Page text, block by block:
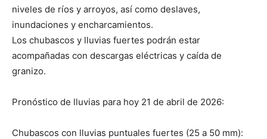
niveles de ríos y arroyos, así como deslaves,
inundaciones y encharcamientos.
Los chubascos y lluvias fuertes podrán estar
acompañadas con descargas eléctricas y caída de
granizo.
Pronóstico de lluvias para hoy 21 de abril de 2026:
Chubascos con lluvias puntuales fuertes (25 a 50 mm):